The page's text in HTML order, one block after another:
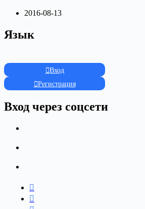
2016-08-13
Язык
Вход
Регистрация
Вход через соцсети